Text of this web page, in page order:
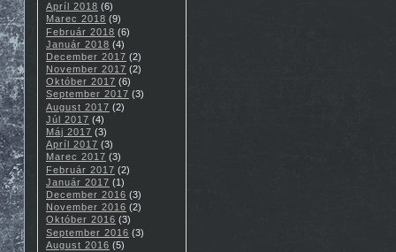
Apríl 2018 (6)
Marec 2018 (9)
Február 2018 (6)
Január 2018 (4)
December 2017 (2)
November 2017 (2)
Október 2017 (6)
September 2017 (3)
August 2017 (2)
Júl 2017 (4)
Máj 2017 (3)
Apríl 2017 (3)
Marec 2017 (3)
Február 2017 (2)
Január 2017 (1)
December 2016 (3)
November 2016 (2)
Október 2016 (3)
September 2016 (3)
August 2016 (5)